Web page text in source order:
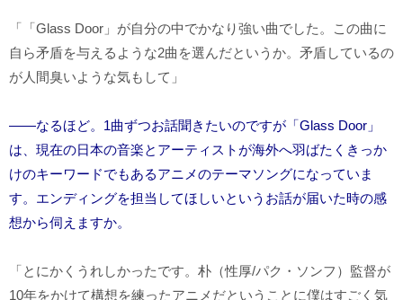
「「Glass Door 」が自分の中でかなり強い曲でした。この曲に
自ら矛盾を与えるような2曲を選んだというか。矛盾しているの
が人間臭いような気もして」
――なるほど。1曲ずつお話聞きたいのですが「Glass Door」
は、現在の日本の音楽とアーティストが海外へ羽ばたくきっか
けのキーワードでもあるアニメのテーマソングになっていま
す。エンディングを担当してほしいというお話が届いた時の感
想から伺えますか。
「とにかくうれしかったです。朴（性厚/パク・ソンフ）監督が
10年をかけて構想を練ったアニメだということに僕はすごく気